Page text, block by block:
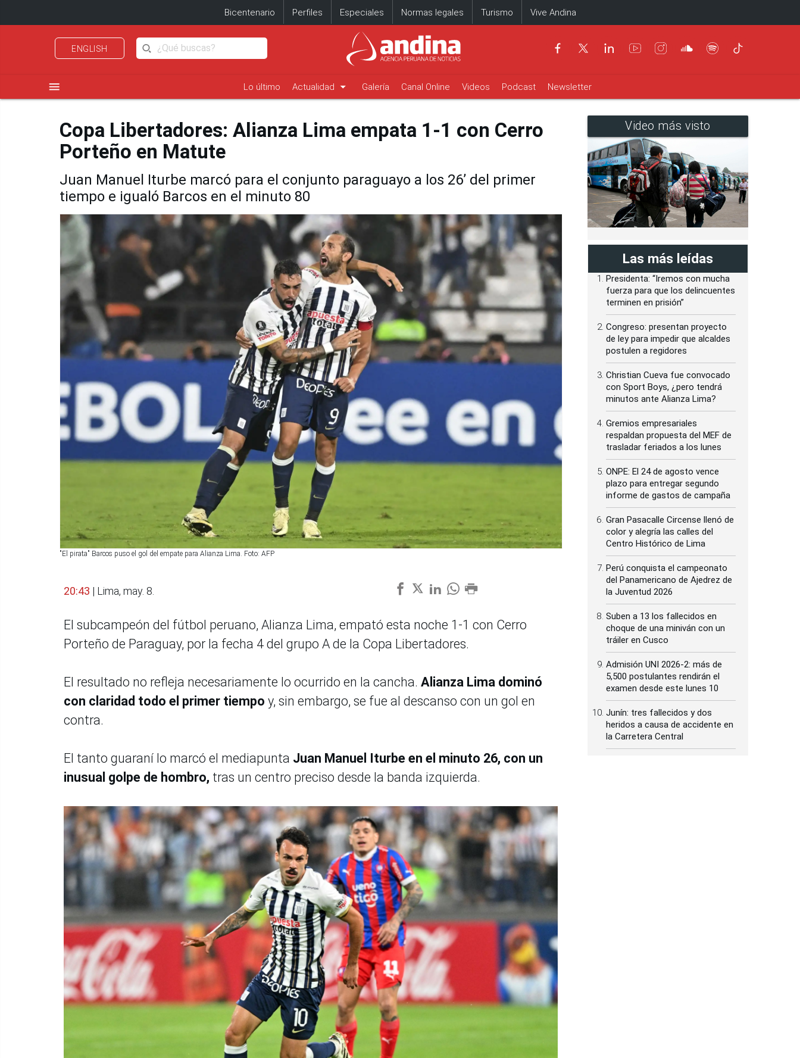
Bicentenario Perfiles Especiales Normas legales Turismo Vive Andina
ENGLISH
menu Lo último Actualidad arrow_drop_down Galería Canal Online Videos Podcast Newsletter
Copa Libertadores: Alianza Lima empata 1-1 con Cerro
Porteño en Matute
Juan Manuel Iturbe marcó para el conjunto paraguayo a los 26’ del primer
tiempo e igualó Barcos en el minuto 80
"El pirata" Barcos puso el gol del empate para Alianza Lima. Foto: AFP
20:43 | Lima, may. 8.
El subcampeón del fútbol peruano, Alianza Lima, empató esta noche 1-1 con Cerro
Porteño de Paraguay, por la fecha 4 del grupo A de la Copa Libertadores.
El resultado no refleja necesariamente lo ocurrido en la cancha. Alianza Lima dominó
con claridad todo el primer tiempo y, sin embargo, se fue al descanso con un gol en
contra.
El tanto guaraní lo marcó el mediapunta Juan Manuel Iturbe en el minuto 26, con un
inusual golpe de hombro, tras un centro preciso desde la banda izquierda.
Video más visto
Las más leídas
Presidenta: “Iremos con mucha
fuerza para que los delincuentes
terminen en prisión”
Congreso: presentan proyecto
de ley para impedir que alcaldes
postulen a regidores
Christian Cueva fue convocado
con Sport Boys, ¿pero tendrá
minutos ante Alianza Lima?
Gremios empresariales
respaldan propuesta del MEF de
trasladar feriados a los lunes
ONPE: El 24 de agosto vence
plazo para entregar segundo
informe de gastos de campaña
Gran Pasacalle Circense llenó de
color y alegría las calles del
Centro Histórico de Lima
Perú conquista el campeonato
del Panamericano de Ajedrez de
la Juventud 2026
Suben a 13 los fallecidos en
choque de una miniván con un
tráiler en Cusco
Admisión UNI 2026-2: más de
5,500 postulantes rendirán el
examen desde este lunes 10
Junín: tres fallecidos y dos
heridos a causa de accidente en
la Carretera Central